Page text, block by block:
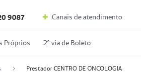
9087 Canais de atendimento
Próprios 2º via de Boleto
Prestador CENTRO DE ONCOLOGIA